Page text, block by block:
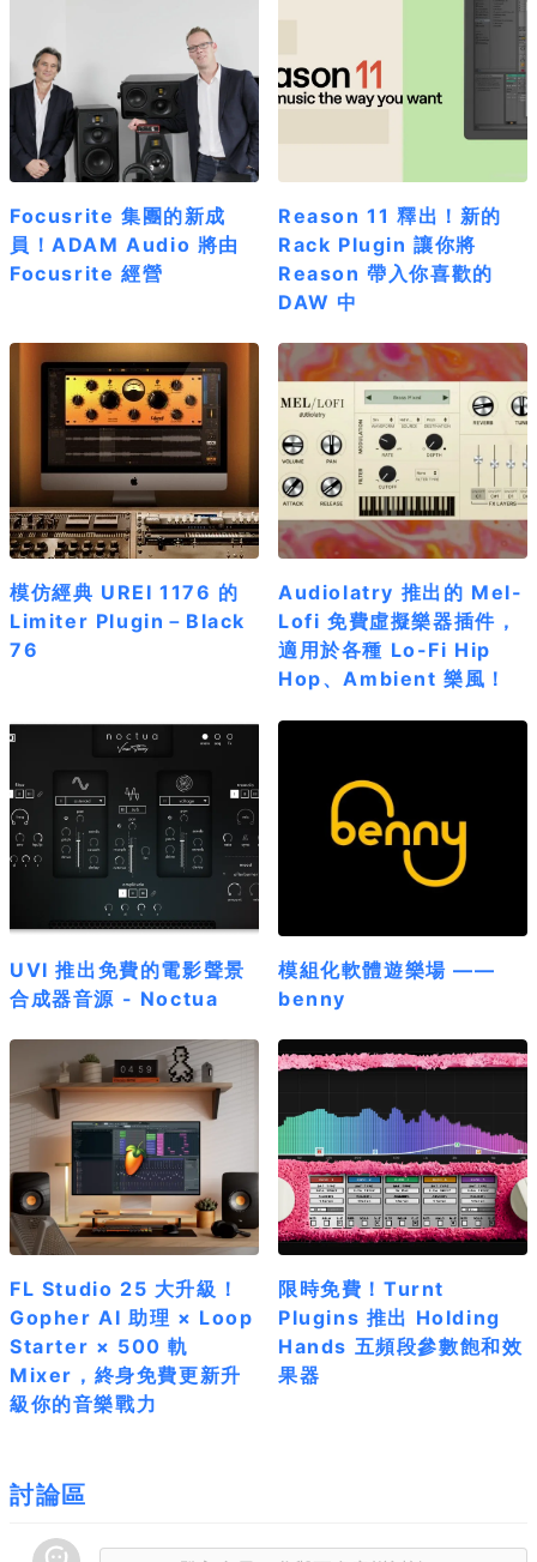
Focusrite 集團的新成
員！ADAM Audio 將由
Focusrite 經營
Reason 11 釋出！新的
Rack Plugin 讓你將
Reason 帶入你喜歡的
DAW 中
模仿經典 UREI 1176 的
Limiter Plugin－Black
76
Audiolatry 推出的 Mel-
Lofi 免費虛擬樂器插件，
適用於各種 Lo-Fi Hip
Hop、Ambient 樂風！
UVI 推出免費的電影聲景
合成器音源 - Noctua
模組化軟體遊樂場 ——
benny
FL Studio 25 大升級！
Gopher AI 助理 × Loop
Starter × 500 軌
Mixer，終身免費更新升
級你的音樂戰力
限時免費！Turnt
Plugins 推出 Holding
Hands 五頻段參數飽和效
果器
討論區